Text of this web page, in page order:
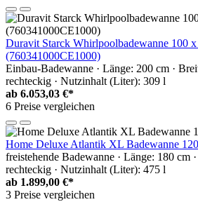
Duravit Starck Whirlpoolbadewanne 100
(760341000CE1000)
Einbau-Badewanne · Länge: 200 cm ·
rechteckig · Nutzinhalt (Liter): 309 l
ab 6.053,03 €*
6 Preise vergleichen
Home Deluxe Atlantik XL Badewanne
freistehende Badewanne · Länge: 180 cm
rechteckig · Nutzinhalt (Liter): 475 l
ab 1.899,00 €*
3 Preise vergleichen